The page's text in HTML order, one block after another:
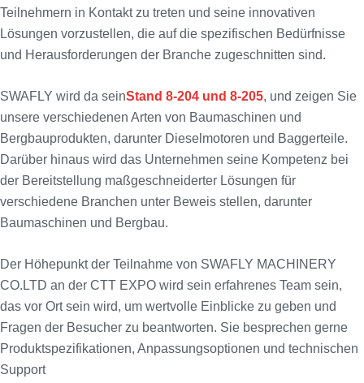
Teilnehmern in Kontakt zu treten und seine innovativen
Lösungen vorzustellen, die auf die spezifischen Bedürfnisse
und Herausforderungen der Branche zugeschnitten sind.
SWAFLY wird da seinStand 8-204 und 8-205, und zeigen Sie
unsere verschiedenen Arten von Baumaschinen und
Bergbauprodukten, darunter Dieselmotoren und Baggerteile.
Darüber hinaus wird das Unternehmen seine Kompetenz bei
der Bereitstellung maßgeschneiderter Lösungen für
verschiedene Branchen unter Beweis stellen, darunter
Baumaschinen und Bergbau.
Der Höhepunkt der Teilnahme von SWAFLY MACHINERY
CO.LTD an der CTT EXPO wird sein erfahrenes Team sein,
das vor Ort sein wird, um wertvolle Einblicke zu geben und
Fragen der Besucher zu beantworten. Sie besprechen gerne
Produktspezifikationen, Anpassungsoptionen und technischen
Support